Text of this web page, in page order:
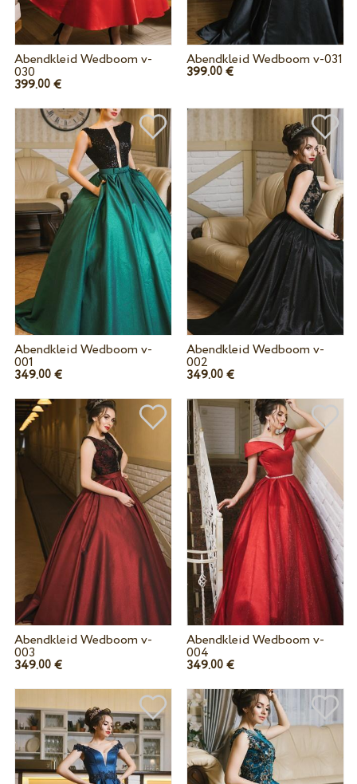
Abendkleid Wedboom v-
030
399.00€
Abendkleid Wedboom v-031
399.00 €
Abendkleid Wedboom v-
001
349.00€
Abendkleid Wedboom v-
002
349.00 €
Abendkleid Wedboom v-
003
349.00€
Abendkleid Wedboom v-
004
349.00 €